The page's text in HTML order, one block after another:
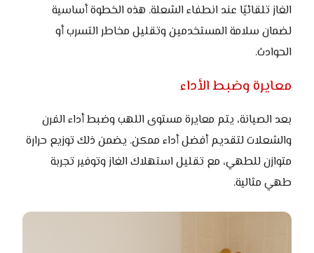
الغاز تلقائيًا عند انطفاء الشعلة. هذه الخطوة أساسية
لضمان سلامة المستخدمين وتقليل مخاطر التسرب أو
الحوادث.
معايرة وضبط الأداء
بعد الصيانة، يتم معايرة مستوى اللهب وضبط أداء الفرن
والشعلات لتقديم أفضل أداء ممكن. يضمن ذلك توزيع حرارة
متوازن للطهي، مع تقليل استهلاك الغاز وتوفير تجربة
طهي مثالية.